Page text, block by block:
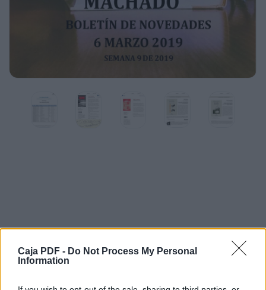
Caja PDF - Do Not Process My Personal
Information